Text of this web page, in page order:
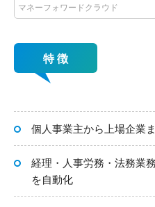
マネーフォワードクラウド
特 徴
個人事業主から上場企業
経理・人事労務・法務業
を自動化